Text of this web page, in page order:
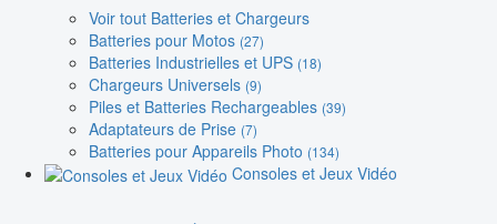
Voir tout Batteries et Chargeurs
Batteries pour Motos (27)
Batteries Industrielles et UPS (18)
Chargeurs Universels (9)
Piles et Batteries Rechargeables (39)
Adaptateurs de Prise (7)
Batteries pour Appareils Photo (134)
Consoles et Jeux Vidéo